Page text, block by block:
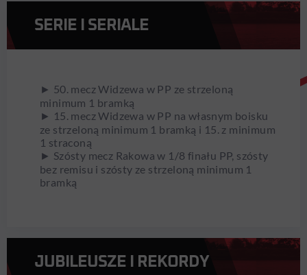
SERIE I SERIALE
► 50. mecz Widzewa w PP ze strzeloną
minimum 1 bramką
► 15. mecz Widzewa w PP na własnym boisku
ze strzeloną minimum 1 bramką i 15. z minimum
1 straconą
► Szósty mecz Rakowa w 1/8 finału PP, szósty
bez remisu i szósty ze strzeloną minimum 1
bramką
JUBILEUSZE I REKORDY